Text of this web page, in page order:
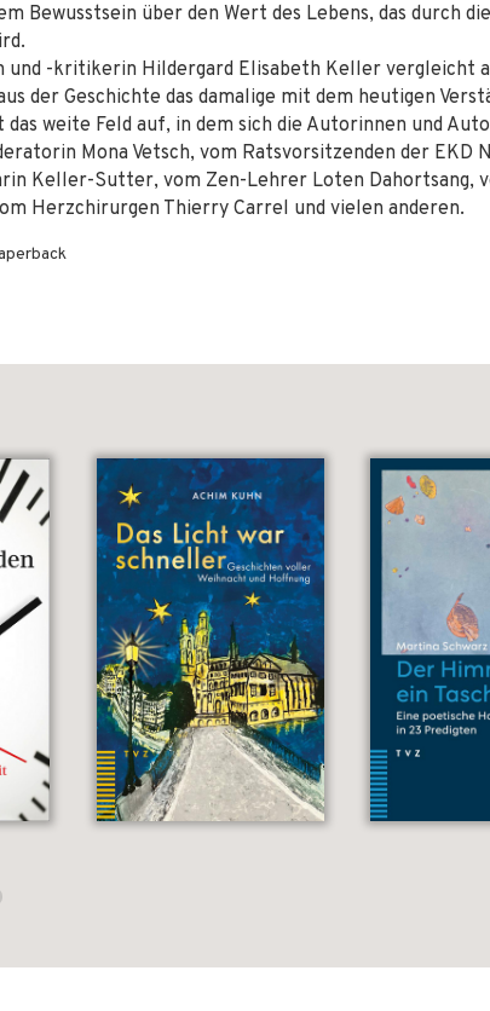
Bewusstsein über den Wert des Lebens, das durch
-kritikerin Hildergard Elisabeth Keller vergleicht
der Geschichte das damalige mit dem heutigen
weite Feld auf, in dem sich die Autorinnen und
Mona Vetsch, vom Ratsvorsitzenden der EKD
Keller-Sutter, vom Zen-Lehrer Loten Dahortsang,
Herzchirurgen Thierry Carrel und vielen anderen.